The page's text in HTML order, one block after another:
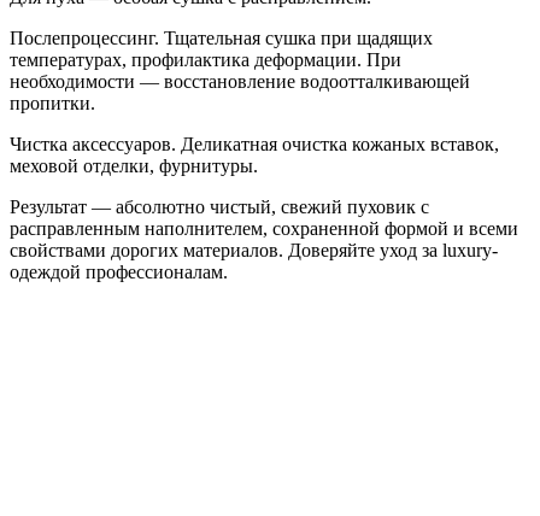
Послепроцессинг. Тщательная сушка при щадящих
температурах, профилактика деформации. При
необходимости — восстановление водоотталкивающей
пропитки.
Чистка аксессуаров. Деликатная очистка кожаных вставок,
меховой отделки, фурнитуры.
Результат — абсолютно чистый, свежий пуховик с
расправленным наполнителем, сохраненной формой и всеми
свойствами дорогих материалов. Доверяйте уход за luxury-
одеждой профессионалам.